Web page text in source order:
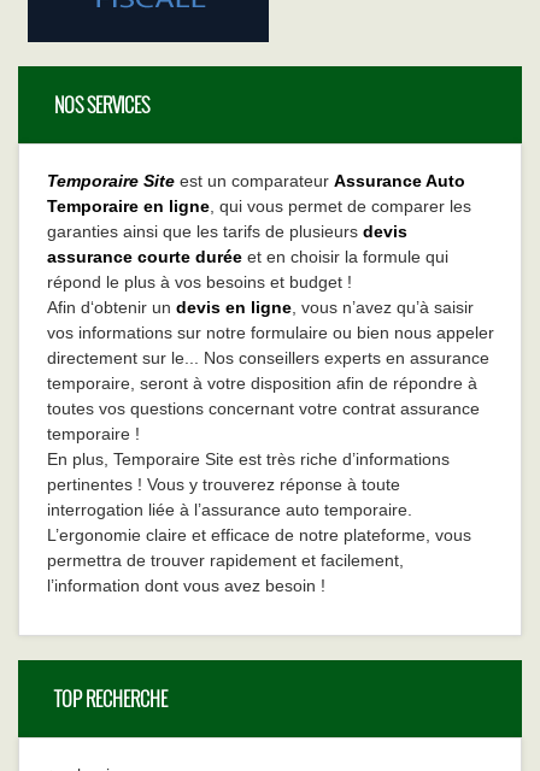
NOS SERVICES
Temporaire Site est un comparateur Assurance Auto
Temporaire en ligne, qui vous permet de comparer les
garanties ainsi que les tarifs de plusieurs devis
assurance courte durée et en choisir la formule qui
répond le plus à vos besoins et budget !
Afin d‘obtenir un devis en ligne, vous n’avez qu’à saisir
vos informations sur notre formulaire ou bien nous appeler
directement sur le... Nos conseillers experts en assurance
temporaire, seront à votre disposition afin de répondre à
toutes vos questions concernant votre contrat assurance
temporaire !
En plus, Temporaire Site est très riche d’informations
pertinentes ! Vous y trouverez réponse à toute
interrogation liée à l’assurance auto temporaire.
L’ergonomie claire et efficace de notre plateforme, vous
permettra de trouver rapidement et facilement,
l’information dont vous avez besoin !
TOP RECHERCHE